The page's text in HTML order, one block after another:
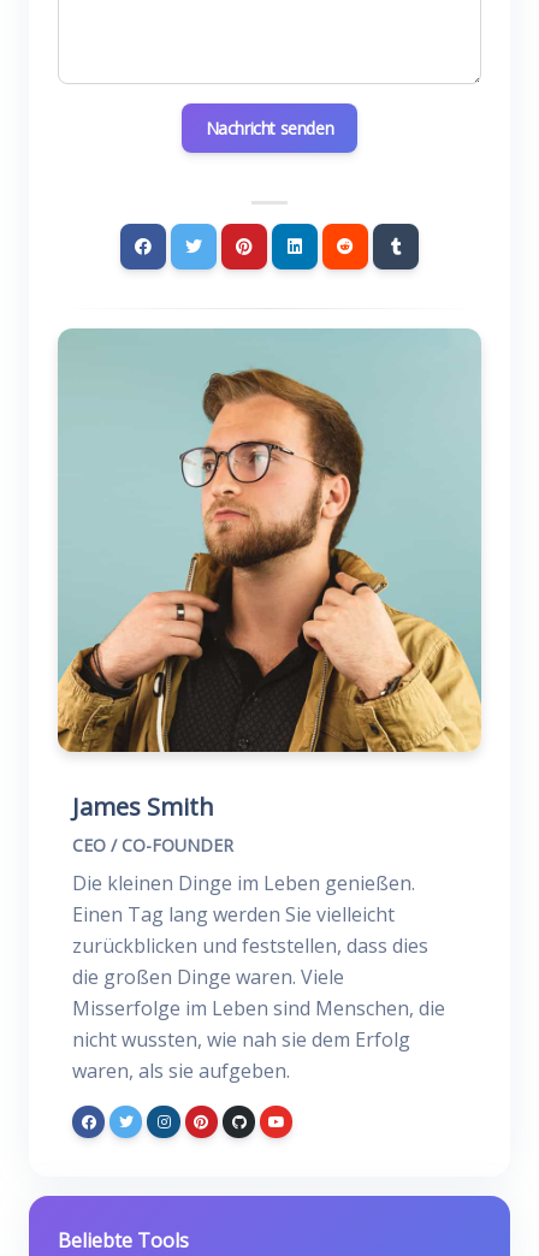
Nachricht senden
James Smith
CEO / CO-FOUNDER
Die kleinen Dinge im Leben genießen.
Einen Tag lang werden Sie vielleicht
zurückblicken und feststellen, dass dies
die großen Dinge waren. Viele
Misserfolge im Leben sind Menschen, die
nicht wussten, wie nah sie dem Erfolg
waren, als sie aufgeben.
Beliebte Tools